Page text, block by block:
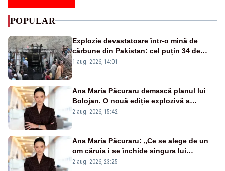
POPULAR
Explozie devastatoare într-o mină de
cărbune din Pakistan: cel puțin 34 de
morți - VIDEO
1 aug. 2026, 14:01
Ana Maria Păcuraru demască planul lui
Bolojan. O nouă ediție explozivă a
emisiunii „Miza Zilei” la Realitatea PLUS
2 aug. 2026, 15:42
Ana Maria Păcuraru: „Ce se alege de un
om căruia i se închide singura lui
portiță?”
2 aug. 2026, 23:25